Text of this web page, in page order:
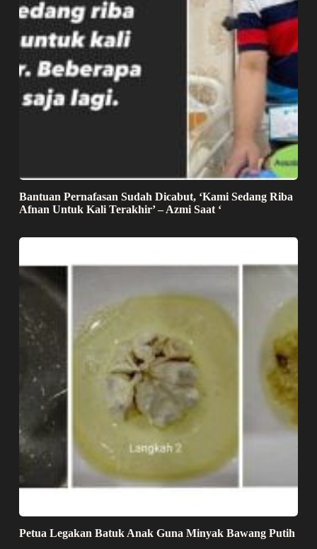
Bantuan Pernafasan Sudah Dicabut, ‘Kami Sedang Riba
Afnan Untuk Kali Terakhir’ – Azmi Saat ‘
Petua Legakan Batuk Anak Guna Minyak Bawang Putih